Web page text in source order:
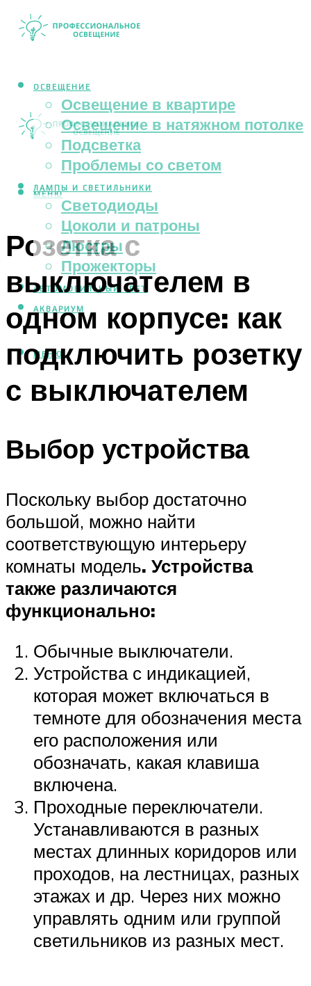
ОСВЕЩЕНИЕ
Освещение в квартире
Освещение в натяжном потолке
Подсветка
Проблемы со светом
ЛАМПЫ И СВЕТИЛЬНИКИ
Светодиоды
Цоколи и патроны
Люстры
Прожекторы
АВТОМОБИЛЬНЫЙ СВЕТ
АКВАРИУМ
МЕНЮ
МЕНЮ
Розетка с
выключателем в
одном корпусе: как
подключить розетку
с выключателем
Выбор устройства
Поскольку выбор достаточно
большой, можно найти
соответствующую интерьеру
комнаты модель. Устройства
также различаются
функционально:
Обычные выключатели.
Устройства с индикацией,
которая может включаться в
темноте для обозначения места
его расположения или
обозначать, какая клавиша
включена.
Проходные переключатели.
Устанавливаются в разных
местах длинных коридоров или
проходов, на лестницах, разных
этажах и др. Через них можно
управлять одним или группой
светильников из разных мест.